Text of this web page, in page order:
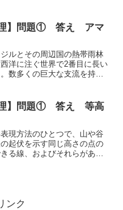
】問題① 答え アマ
ルとその周辺国の熱帯雨林
洋に注ぐ世界で2番目に長い
数多くの巨大な支流を持
B・ダニエル 河出書房新社
】問題① 答え 等高
現方法のひとつで、山や谷
起伏を示す同じ高さの点の
る線、およびそれらがある
ンク